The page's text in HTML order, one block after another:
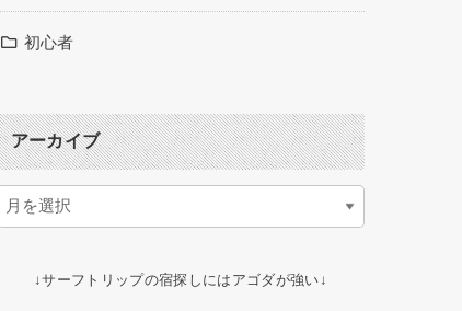
初心者
アーカイブ
↓サーフトリップの宿探しにはアゴダが強い↓